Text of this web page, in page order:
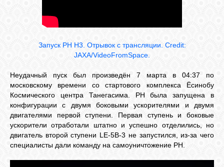
Запуск РН H3. Отрывок с трансляции. Credit:
JAXA/VideoFromSpace.
Неудачный пуск был произведён 7 марта в 04:37 по
московскому времени со стартового комплекса Ёсинобу
Космического центра Танегасима. РН была запущена в
конфигурации с двумя боковыми ускорителями и двумя
двигателями первой ступени. Первая ступень и боковые
ускорители отработали штатно и успешно отделились, но
двигатель второй ступени LE-5B-3 не запустился, из-за чего
специалисты дали команду на самоуничтожение РН.